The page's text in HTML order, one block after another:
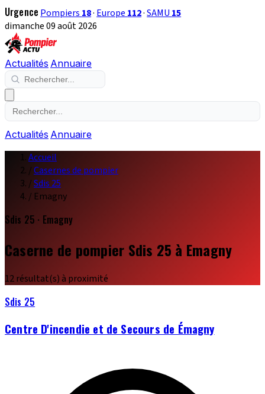
Urgence Pompiers 18· Europe 112·SAMU 15
dimanche 09 août 2026
Actualités Annuaire
Actualités Annuaire
Accueil
/Casernes de pompier
/Sdis 25
/ Emagny
Sdis 25 · Emagny
Caserne de pompier Sdis 25 à Emagny
12 résultat(s) à proximité
Sdis 25
Centre D'incendie et de Secours de Émagny